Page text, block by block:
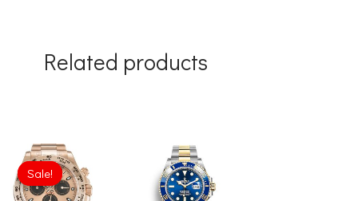
Related products
Sale!
Sale!
Original
price
was:
£1,032.00.